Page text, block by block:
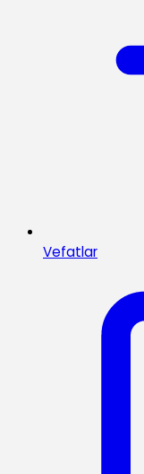
Vefatlar